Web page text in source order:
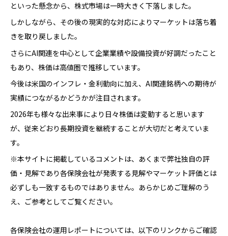
といった懸念から、株式市場は一時大きく下落しました。
しかしながら、その後の現実的な対応によりマーケットは落ち着
きを取り戻しました。
さらにAI関連を中心として企業業績や設備投資が好調だったこと
もあり、株価は高値圏で推移しています。
今後は米国のインフレ・金利動向に加え、AI関連銘柄への期待が
実績につながるかどうかが注目されます。
2026年も様々な出来事により日々株価は変動すると思います
が、従来どおり長期投資を継続することが大切だと考えていま
す。
※本サイトに掲載しているコメントは、あくまで弊社独自の評
価・見解であり各保険会社が発表する見解やマーケット評価とは
必ずしも一致するものではありません。あらかじめご理解のう
え、ご参考としてご覧ください。
各保険会社の運用レポートについては、以下のリンクからご確認